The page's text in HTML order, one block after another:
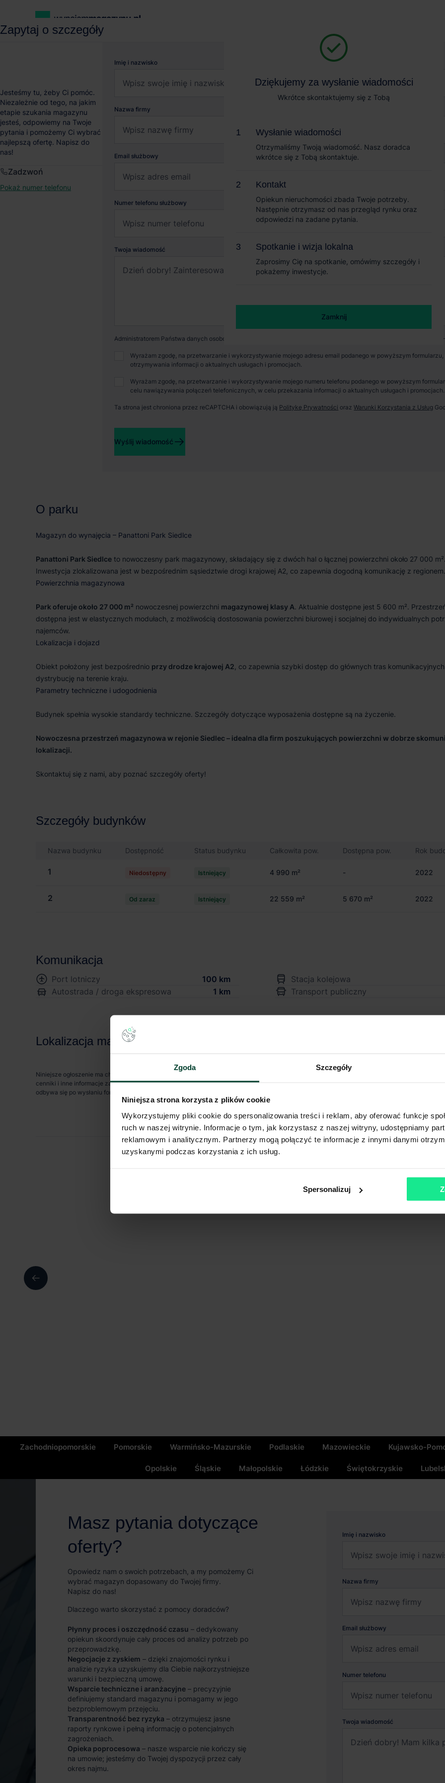
Zgoda Szczegóły
Niniejsza strona korzysta z plików cookie
Wykorzystujemy pliki cookie do spersonalizowania treści i reklam, aby oferować funkcje
ruch w naszej witrynie. Informacje o tym, jak korzystasz z naszej witryny, udostępniamy
reklamowym i analitycznym. Partnerzy mogą połączyć te informacje z innymi danymi
uzyskanymi podczas korzystania z ich usług.
Spersonalizuj
Magazyn Panattoni Park Siedlce
Siedlce, Mazowieckie
O parku
Magazyn do wynajęcia – Panattoni Park Siedlce
Panattoni Park Siedlce to nowoczesny park magazynowy, składający się z dwóch hal o łącznej powierzchni około 27 000 m².
Inwestycja zlokalizowana jest w bezpośrednim sąsiedztwie drogi krajowej A2, co zapewnia dogodną komunikację z regionem.
Powierzchnia magazynowa
Park oferuje około 27 000 m² nowoczesnej powierzchni magazynowej klasy A. Aktualnie dostępne jest 5 600 m².
dostępna jest w elastycznych modułach, z możliwością dostosowania powierzchni biurowej i socjalnej do indywidualnych
najemców.
Lokalizacja i dojazd
Obiekt położony jest bezpośrednio przy drodze krajowej A2 , co zapewnia szybki dostęp do głównych tras komunikacyjnych
dystrybucję na terenie kraju.
Parametry techniczne i udogodnienia
Budynek spełnia wysokie standardy techniczne. Szczegóły dotyczące wyposażenia dostępne są na życzenie.
Nowoczesna przestrzeń magazynowa w rejonie Siedlec – idealna dla firm poszukujących powierzchni w dobrze
lokalizacji.
Skontaktuj się z nami, aby poznać szczegóły oferty!
Szczegóły budynków
Nazwa budynku Dostępność Status budynku Całkowita pow. Dostępna pow. Rok
1 Niedostępny Istniejący 4 990 m² - 2022
2 Od zaraz Istniejący 22 559 m² 5 670 m² 2022
Komunikacja
Port lotniczy 100 km Stacja kolejowa
Autostrada / droga ekspresowa
1 km Transport publiczny
Lokalizacja magazynu
Niniejsze ogłoszenie ma charakter wyłącznie informacyjny i nie stanowi oferty w myśl art. 66 § 1. Kodeksu Cywilnego. CBRE sp. z o.o. nie
cenniki i inne informacje zawarte na stronie internetowej mogą się różnić od danych rzeczywistych. Publikacja ogłoszenia nie gwarantuje
odbywa się po wysłaniu formularza kontaktowego.
Zachodniopomorskie Pomorskie Warmińsko-Mazurskie Podlaskie Mazowieckie Kujawsko-
Opolskie Śląskie Małopolskie Łódzkie Świętokrzyskie
Masz pytania dotyczące
oferty?
Opowiedz nam o swoich potrzebach, a my pomożemy Ci
wybrać magazyn dopasowany do Twojej firmy.
Napisz do nas!
Dlaczego warto skorzystać z pomocy doradców?
Płynny proces i oszczędność czasu – dedykowany
opiekun skoordynuje cały proces od analizy potrzeb po
przeprowadzkę.
Negocjacje z zyskiem – dzięki znajomości rynku i
analizie ryzyka uzyskujemy dla Ciebie najkorzystniejsze
warunki i bezpieczną umowę.
Wsparcie techniczne i aranżacyjne – precyzyjnie
definiujemy standard magazynu i pomagamy w jego
bezproblemowym przejęciu.
Transparentność bez ryzyka – otrzymujesz jasne
raporty rynkowe i pełną informację o potencjalnych
zagrożeniach.
Opieka poprocesowa – nasze wsparcie nie kończy się
na umowie; jesteśmy do Twojej dyspozycji przez cały
okres najmu.
Imię i nazwisko
Nazwa firmy
Email służbowy
Numer telefonu
Twoja wiadomość
Dziękujemy za wysłanie wiadomości
Wkrótce skontaktujemy się z Tobą
Wysłanie wiadomości
Otrzymaliśmy Twoją wiadomość. Nasz doradca
wkrótce się z Tobą skontaktuje.
Kontakt
Opiekun nieruchomości zbada Twoje potrzeby.
Następnie otrzymasz od nas przegląd rynku oraz
odpowiedzi na zadane pytania.
Spotkanie i wizja lokalna
Zaprosimy Cię na spotkanie, omówimy szczegóły i
pokażemy inwestycje.
Zamknij
Zapytaj o szczegóły
Jesteśmy tu, żeby Ci pomóc.
Niezależnie od tego, na jakim
etapie szukania magazynu
jesteś, odpowiemy na Twoje
pytania i pomożemy Ci wybrać
najlepszą ofertę. Napisz do
nas!
Zadzwoń
Pokaż numer telefonu
Imię i nazwisko
Nazwa firmy
Email służbowy
Numer telefonu służbowy
Twoja wiadomość
Administratorem Państwa danych osobowych jest CBRE sp. z o. o. z siedzibą w Warszawie, Rondo Daszyńskiego 1,
Wyrażam zgodę, na przetwarzanie i wykorzystywanie mojego adresu email podanego w powyższym
otrzymywania informacji o aktualnych usługach i promocjach.
Wyrażam zgodę, na przetwarzanie i wykorzystywanie mojego numeru telefonu podanego w powyższym
celu nawiązywania połączeń telefonicznych, w celu przekazania informacji o aktualnych usługach i promocjach.
Ta strona jest chroniona przez reCAPTCHA i obowiązują ją Politykę Prywatności orazWarunki Korzystania z Usług
Wyślij wiadomość
Dziękujemy za wysłanie wiadomości
Wkrótce skontaktujemy się z Tobą
Wysłanie wiadomości
Otrzymaliśmy Twoją wiadomość. Nasz doradca
wkrótce się z Tobą skontaktuje.
Kontakt
Opiekun nieruchomości zbada Twoje potrzeby.
Następnie otrzymasz od nas przegląd rynku oraz
odpowiedzi na zadane pytania.
Spotkanie i wizja lokalna
Zaprosimy Cię na spotkanie, omówimy szczegóły i
pokażemy inwestycje.
Zamknij